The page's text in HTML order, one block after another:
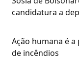
candidatura a
Ação humana é
de incêndios